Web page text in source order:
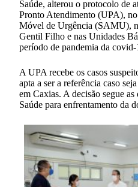
Saúde, alterou o protocolo de
Pronto Atendimento (UPA),
Móvel de Urgência (SAMU),
Gentil Filho e nas Unidades
período de pandemia da covid-
A UPA recebe os casos
apta a ser a referência caso
em Caxias. A decisão segue
Saúde para enfrentamento da